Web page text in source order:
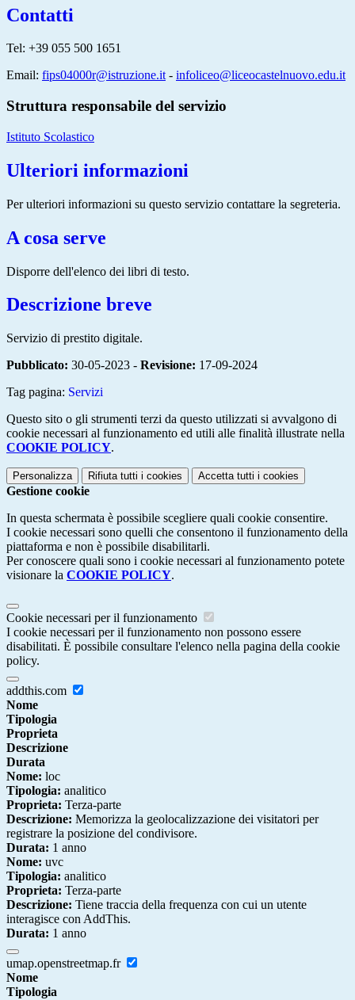
Contatti
Tel: +39 055 500 1651
Email: fips04000r@istruzione.it - infoliceo@liceocastelnuovo.edu.it
Struttura responsabile del servizio
Istituto Scolastico
Ulteriori informazioni
Per ulteriori informazioni su questo servizio contattare la segreteria.
A cosa serve
Disporre dell'elenco dei libri di testo.
Descrizione breve
Servizio di prestito digitale.
Pubblicato: 30-05-2023 - Revisione: 17-09-2024
Tag pagina: Servizi
Questo sito o gli strumenti terzi da questo utilizzati si avvalgono di
cookie necessari al funzionamento ed utili alle finalità illustrate nella
COOKIE POLICY.
Personalizza Rifiuta tutti i cookies Accetta tutti i cookies
Gestione cookie
In questa schermata è possibile scegliere quali cookie consentire.
I cookie necessari sono quelli che consentono il funzionamento della
piattaforma e non è possibile disabilitarli.
Per conoscere quali sono i cookie necessari al funzionamento potete
visionare la COOKIE POLICY.
Cookie necessari per il funzionamento
I cookie necessari per il funzionamento non possono essere
disabilitati. È possibile consultare l'elenco nella pagina della cookie
policy.
addthis.com
Nome
Tipologia
Proprieta
Descrizione
Durata
Nome: loc
Tipologia: analitico
Proprieta: Terza-parte
Descrizione: Memorizza la geolocalizzazione dei visitatori per
registrare la posizione del condivisore.
Durata: 1 anno
Nome: uvc
Tipologia: analitico
Proprieta: Terza-parte
Descrizione: Tiene traccia della frequenza con cui un utente
interagisce con AddThis.
Durata: 1 anno
umap.openstreetmap.fr
Nome
Tipologia